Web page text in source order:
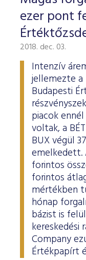
ESG
ezer pont
2018. dec. 03.
Intenzív
jellemezte a
Budapesti
piacok
voltak, a
BUX végül
emelkedett.
forintos
forintos
mértékben
hónap
bázist is
kereskedési
Company
Értékpapírt